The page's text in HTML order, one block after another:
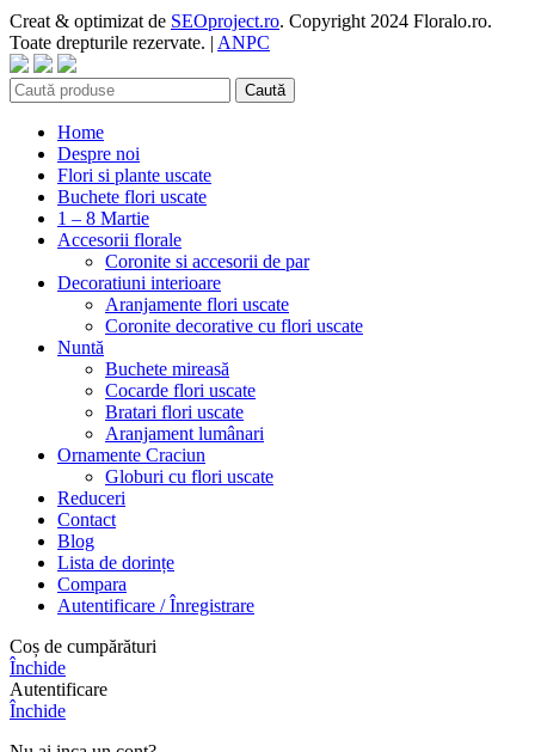
Creat & optimizat de SEOproject.ro. Copyright 2024 Floralo.ro.
Toate drepturile rezervate. | ANPC
Caută
Home
Despre noi
Flori si plante uscate
Buchete flori uscate
1 – 8 Martie
Accesorii florale
Coronite si accesorii de par
Decoratiuni interioare
Aranjamente flori uscate
Coronite decorative cu flori uscate
Nuntă
Buchete mireasă
Cocarde flori uscate
Bratari flori uscate
Aranjament lumânari
Ornamente Craciun
Globuri cu flori uscate
Reduceri
Contact
Blog
Lista de dorințe
Compara
Autentificare / Înregistrare
Coș de cumpărături
Închide
Autentificare
Închide